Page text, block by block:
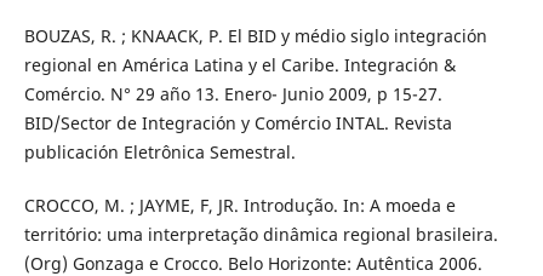
BOUZAS, R. ; KNAACK, P. El BID y médio siglo integración
regional en América Latina y el Caribe. Integración &
Comércio. N° 29 año 13. Enero- Junio 2009, p 15-27.
BID/Sector de Integración y Comércio INTAL. Revista
publicación Eletrônica Semestral.
CROCCO, M. ; JAYME, F, JR. Introdução. In: A moeda e
território: uma interpretação dinâmica regional brasileira.
(Org) Gonzaga e Crocco. Belo Horizonte: Autêntica 2006.